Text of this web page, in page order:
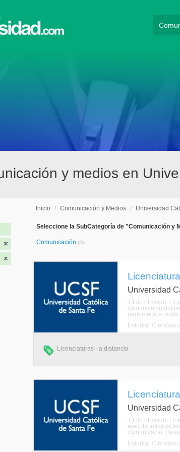
y medios en
Inicio / Comunicación y Medios / Universidad
Seleccione la SubCategoría de "Comunicación y
Comunicación (2)
Universidad
Título ofrecido:
comunicacin
para medios digita
Estudiar Ciencias
Licenciaturas - a distancia
Universidad
Título ofrecido:
ejecuta
comunicacin.
Estudiar Ciencias